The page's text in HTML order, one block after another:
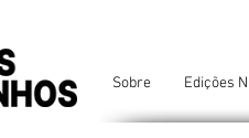
Sobre Edições